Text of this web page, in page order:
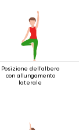
Posizione dell'albero
con allungamento
laterale